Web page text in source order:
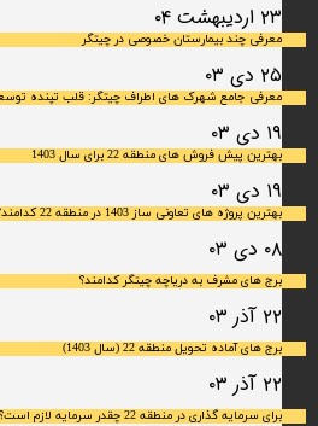
۲۳ اردیبهشت ۰۴
معرفی چند بیمارستان خصوصی در چیتگر
۲۵ دی ۰۳
معرفی جامع شهرک‌ های اطراف چیتگر: قلب تپنده
۱۹ دی ۰۳
بهترین پیش فروش های منطقه 22 برای سال 1403
۱۹ دی ۰۳
بهترین پروژه های تعاونی ساز 1403 در منطقه 22 کدامند؟
۰۸ دی ۰۳
برج های مشرف به دریاچه چیتگر کدامند؟
۲۲ آذر ۰۳
برج های آماده تحویل منطقه 22 (سال 1403)
۲۲ آذر ۰۳
برای سرمایه‌ گذاری در منطقه 22 چقدر سرمایه لازم است؟